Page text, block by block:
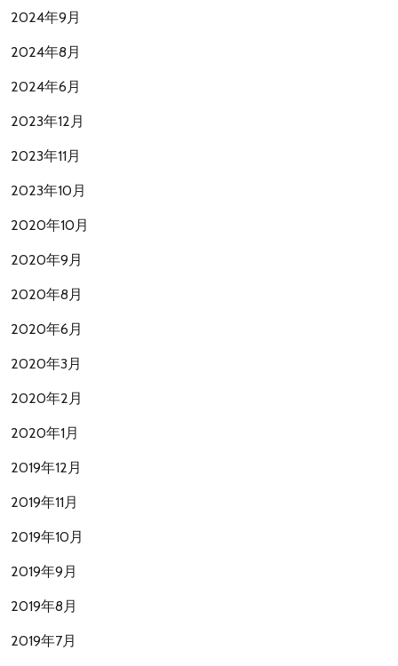
2024年9月
2024年8月
2024年6月
2023年12月
2023年11月
2023年10月
2020年10月
2020年9月
2020年8月
2020年6月
2020年3月
2020年2月
2020年1月
2019年12月
2019年11月
2019年10月
2019年9月
2019年8月
2019年7月